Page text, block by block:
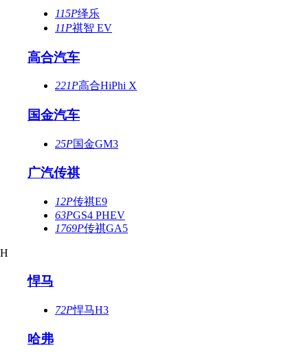
115P绎乐
11P祺智 EV
高合汽车
221P高合HiPhi X
国金汽车
25P国金GM3
广汽传祺
12P传祺E9
63PGS4 PHEV
1769P传祺GA5
H
悍马
72P悍马H3
哈弗